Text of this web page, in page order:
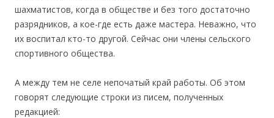
шахматистов, когда в обществе и без того достаточно
разрядников, а кое-где есть даже мастера. Неважно, что
их воспитал кто-то другой. Сейчас они члены сельского
спортивного общества.
А между тем не селе непочатый край работы. Об этом
говорят следующие строки из писем, полученных
редакцией: